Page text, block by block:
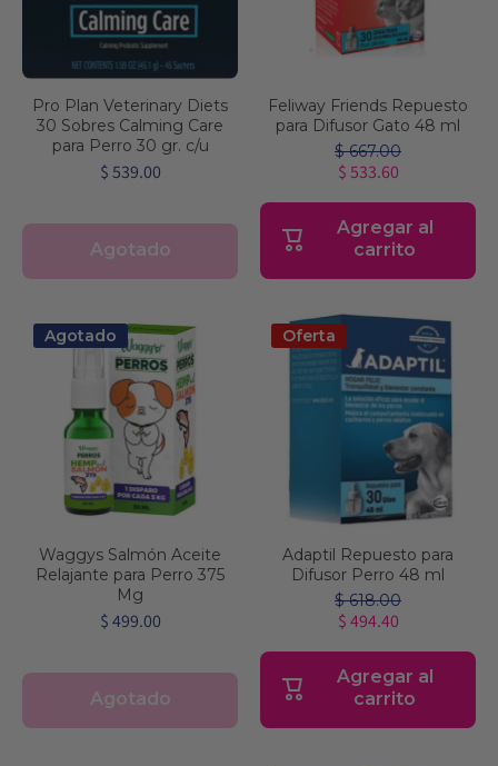
Pro Plan Veterinary Diets
30 Sobres Calming Care
para Perro 30 gr. c/u
$ 539.00
Agotado
Feliway Friends Repuesto
para Difusor Gato 48 ml
$ 667.00
$ 533.60
Agregar al
carrito
Agotado
Waggys Salmón Aceite
Relajante para Perro 375
Mg
$ 499.00
Agotado
Oferta
Adaptil Repuesto para
Difusor Perro 48 ml
$ 618.00
$ 494.40
Agregar al
carrito